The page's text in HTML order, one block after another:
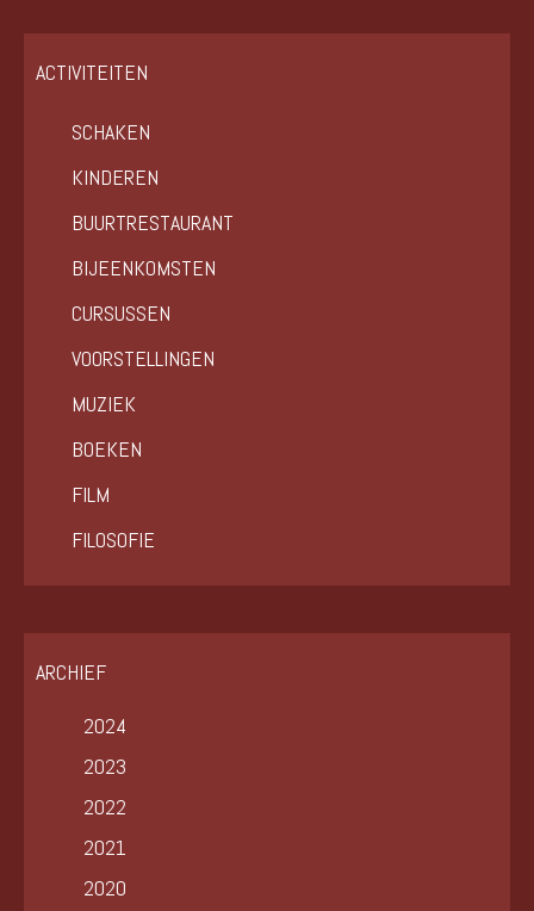
ACTIVITEITEN
SCHAKEN
KINDEREN
BUURTRESTAURANT
BIJEENKOMSTEN
CURSUSSEN
VOORSTELLINGEN
MUZIEK
BOEKEN
FILM
FILOSOFIE
ARCHIEF
2024
2023
2022
2021
2020